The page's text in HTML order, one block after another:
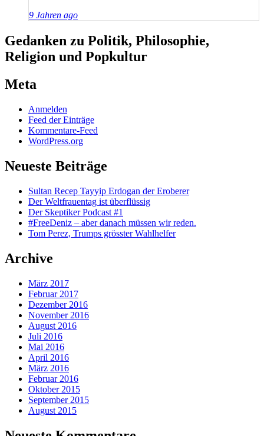
9 Jahren ago
Gedanken zu Politik, Philosophie,
Religion und Popkultur
Meta
Anmelden
Feed der Einträge
Kommentare-Feed
WordPress.org
Neueste Beiträge
Sultan Recep Tayyip Erdogan der Eroberer
Der Weltfrauentag ist überflüssig
Der Skeptiker Podcast #1
#FreeDeniz – aber danach müssen wir reden.
Tom Perez, Trumps grösster Wahlhelfer
Archive
März 2017
Februar 2017
Dezember 2016
November 2016
August 2016
Juli 2016
Mai 2016
April 2016
März 2016
Februar 2016
Oktober 2015
September 2015
August 2015